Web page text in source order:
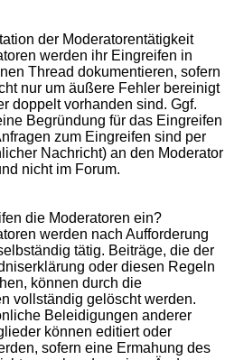
der Moderatorentätigkeit
werden ihr Eingreifen in
Thread dokumentieren, sofern
nur um äußere Fehler bereinigt
doppelt vorhanden sind. Ggf.
Begründung für das Eingreifen
zum Eingreifen sind per
Nachricht) an den Moderator
nicht im Forum.
die Moderatoren ein?
werden nach Aufforderung
tätig. Beiträge, die der
oder diesen Regeln
können durch die
vollständig gelöscht werden.
Beleidigungen anderer
können editiert oder
sofern eine Ermahung des